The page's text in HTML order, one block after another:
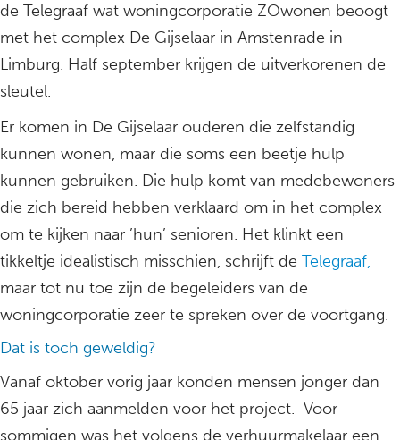
de Telegraaf wat woningcorporatie ZOwonen beoogt
met het complex De Gijselaar in Amstenrade in
Limburg. Half september krijgen de uitverkorenen de
sleutel.
Er komen in De Gijselaar ouderen die zelfstandig
kunnen wonen, maar die soms een beetje hulp
kunnen gebruiken. Die hulp komt van medebewoners
die zich bereid hebben verklaard om in het complex
om te kijken naar ’hun’ senioren. Het klinkt een
tikkeltje idealistisch misschien, schrijft de Telegraaf,
maar tot nu toe zijn de begeleiders van de
woningcorporatie zeer te spreken over de voortgang.
Dat is toch geweldig?
Vanaf oktober vorig jaar konden mensen jonger dan
65 jaar zich aanmelden voor het project. Voor
sommigen was het volgens de verhuurmakelaar een